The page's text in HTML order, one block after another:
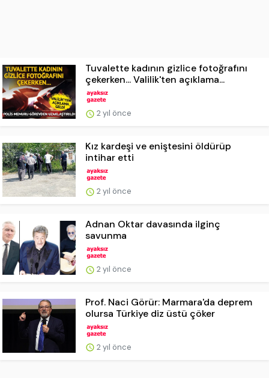
Tuvalette kadının gizlice fotoğrafını
çekerken... Valilik'ten açıklama...
2 yıl önce
Kız kardeşi ve eniştesini öldürüp
intihar etti
2 yıl önce
Adnan Oktar davasında ilginç
savunma
2 yıl önce
Prof. Naci Görür: Marmara'da deprem
olursa Türkiye diz üstü çöker
2 yıl önce